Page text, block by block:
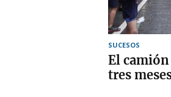
SUCESOS
El
tres